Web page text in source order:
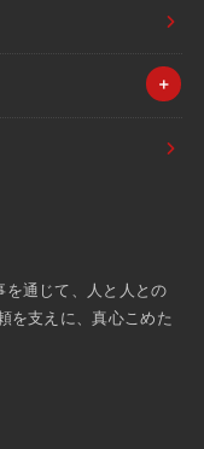
通じて、人と人との
を支えに、真心こめた